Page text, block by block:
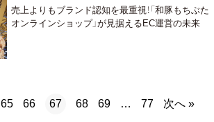
売上よりもブランド認知を最重視！「和豚もちぶた
オンラインショップ」が見据えるEC運営の未来
65 66 67 68 69 … 77 次へ »